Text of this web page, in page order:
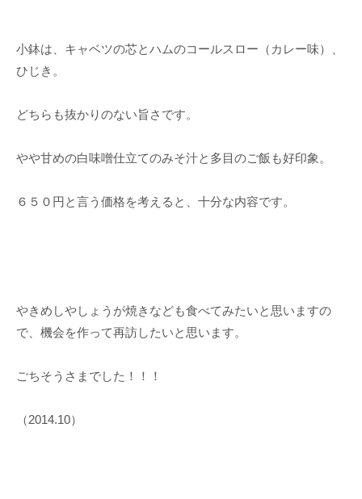
小鉢は、キャベツの芯とハムのコールスロー（カレー味）、
ひじき。
どちらも抜かりのない旨さです。
やや甘めの白味噌仕立てのみそ汁と多目のご飯も好印象。
６５０円と言う価格を考えると、十分な内容です。
やきめしやしょうが焼きなども食べてみたいと思いますの
で、機会を作って再訪したいと思います。
ごちそうさまでした！！！
（2014.10）